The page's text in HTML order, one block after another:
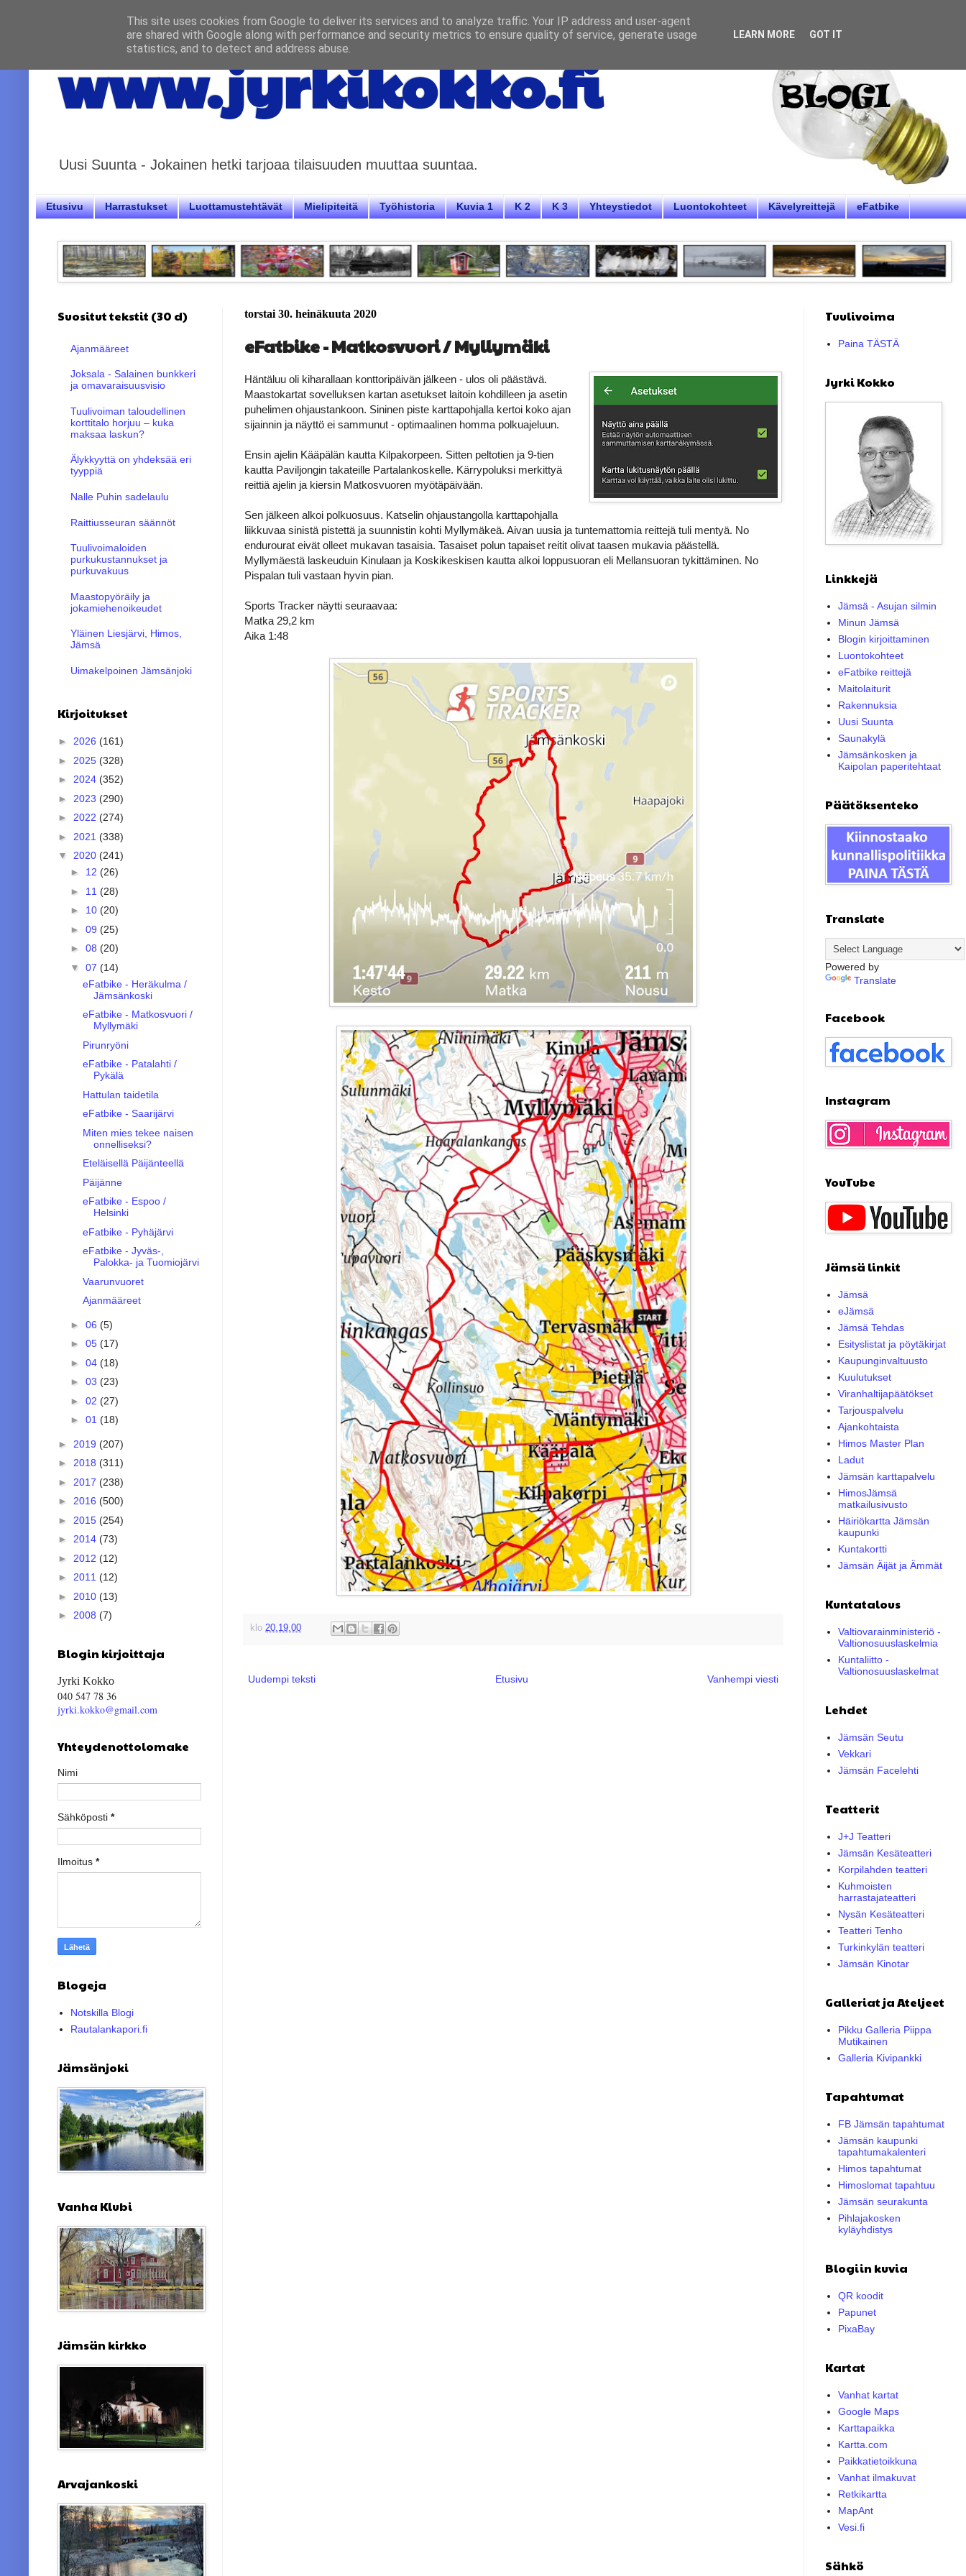
www.jyrkikokko.fi
Uusi Suunta - Jokainen hetki tarjoaa tilaisuuden muuttaa suuntaa.
Etusivu Harrastukset Luottamustehtävät Mielipiteitä Työhistoria Kuvia 1 K 2 K 3 Yhteystiedot Luontokohteet Kävelyreittejä eFatbike
torstai 30. heinäkuuta 2020
eFatbike - Matkosvuori / Myllymäki
Häntäluu oli kiharallaan konttoripäivän jälkeen - ulos oli päästävä.
Maastokartat sovelluksen kartan asetukset laitoin kohdilleen ja asetin
puhelimen ohjaustankoon. Sininen piste karttapohjalla kertoi koko ajan
sijainnin ja näyttö ei sammunut - optimaalinen homma polkuajeluun.
Ensin ajelin Kääpälän kautta Kilpakorpeen. Sitten peltotien ja 9-tien
kautta Paviljongin takateille Partalankoskelle. Kärrypoluksi merkittyä
reittiä ajelin ja kiersin Matkosvuoren myötäpäivään.
Sen jälkeen alkoi polkuosuus. Katselin ohjaustangolla karttapohjalla
liikkuvaa sinistä pistettä ja suunnistin kohti Myllymäkeä. Aivan uusia ja tuntemattomia reittejä tuli mentyä. No
endurourat eivät olleet mukavan tasaisia. Tasaiset polun tapaiset reitit olivat taasen mukavia päästellä.
Myllymäestä laskeuduin Kinulaan ja Koskikeskisen kautta alkoi loppusuoran eli Mellansuoran tykittäminen. No
Pispalan tuli vastaan hyvin pian.
Sports Tracker näytti seuraavaa:
Matka 29,2 km
Aika 1:48
klo 20.19.00
Uudempi teksti Vanhempi viesti
Etusivu
Suositut tekstit (30 d)
Ajanmääreet
Joksala - Salainen bunkkeri
ja omavaraisuusvisio
Tuulivoiman taloudellinen
korttitalo horjuu – kuka
maksaa laskun?
Älykkyyttä on yhdeksää eri
tyyppiä
Nalle Puhin sadelaulu
Raittiusseuran säännöt
Tuulivoimaloiden
purkukustannukset ja
purkuvakuus
Maastopyöräily ja
jokamiehenoikeudet
Yläinen Liesjärvi, Himos,
Jämsä
Uimakelpoinen Jämsänjoki
Kirjoitukset
► 2026 (161)
► 2025 (328)
► 2024 (352)
► 2023 (290)
► 2022 (274)
► 2021 (338)
▼ 2020 (241)
► 12 (26)
► 11 (28)
► 10 (20)
► 09 (25)
► 08 (20)
▼ 07 (14)
eFatbike - Heräkulma /
Jämsänkoski
eFatbike - Matkosvuori /
Myllymäki
Pirunryöni
eFatbike - Patalahti /
Pykälä
Hattulan taidetila
eFatbike - Saarijärvi
Miten mies tekee naisen
onnelliseksi?
Eteläisellä Päijänteellä
Päijänne
eFatbike - Espoo /
Helsinki
eFatbike - Pyhäjärvi
eFatbike - Jyväs-,
Palokka- ja Tuomiojärvi
Vaarunvuoret
Ajanmääreet
► 06 (5)
► 05 (17)
► 04 (18)
► 03 (23)
► 02 (27)
► 01 (18)
► 2019 (207)
► 2018 (311)
► 2017 (238)
► 2016 (500)
► 2015 (254)
► 2014 (73)
► 2012 (12)
► 2011 (12)
► 2010 (13)
► 2008 (7)
Blogin kirjoittaja
Jyrki Kokko
040 547 78 36
jyrki.kokko@gmail.com
Yhteydenottolomake
Nimi
Sähköposti *
Ilmoitus *
Blogeja
Notskilla Blogi
Rautalankapori.fi
Jämsänjoki
Vanha Klubi
Jämsän kirkko
Arvajankoski
Tuulivoima
Paina TÄSTÄ
Jyrki Kokko
Linkkejä
Jämsä - Asujan silmin
Minun Jämsä
Blogin kirjoittaminen
Luontokohteet
eFatbike reittejä
Maitolaiturit
Rakennuksia
Uusi Suunta
Saunakylä
Jämsänkosken ja
Kaipolan paperitehtaat
Päätöksenteko
Translate
Powered by
Translate
Facebook
Instagram
YouTube
Jämsä linkit
Jämsä
eJämsä
Jämsä Tehdas
Esityslistat ja pöytäkirjat
Kaupunginvaltuusto
Kuulutukset
Viranhaltijapäätökset
Tarjouspalvelu
Ajankohtaista
Himos Master Plan
Ladut
Jämsän karttapalvelu
HimosJämsä
matkailusivusto
Häiriökartta Jämsän
kaupunki
Kuntakortti
Jämsän Äijät ja Ämmät
Kuntatalous
Valtiovarainministeriö -
Valtionosuuslaskelmia
Kuntaliitto -
Valtionosuuslaskelmat
Lehdet
Jämsän Seutu
Vekkari
Jämsän Facelehti
Teatterit
J+J Teatteri
Jämsän Kesäteatteri
Korpilahden teatteri
Kuhmoisten
harrastajateatteri
Nysän Kesäteatteri
Teatteri Tenho
Turkinkylän teatteri
Jämsän Kinotar
Galleriat ja Ateljeet
Pikku Galleria Piippa
Mutikainen
Galleria Kivipankki
Tapahtumat
FB Jämsän tapahtumat
Jämsän kaupunki
tapahtumakalenteri
Himos tapahtumat
Himoslomat tapahtuu
Jämsän seurakunta
Pihlajakosken
kyläyhdistys
Blogiin kuvia
QR koodit
Papunet
PixaBay
Kartat
Vanhat kartat
Google Maps
Karttapaikka
Kartta.com
Paikkatietoikkuna
Vanhat ilmakuvat
Retkikartta
MapAnt
Vesi.fi
Sähkö
This site uses cookies from Google to deliver its services and to analyze traffic. Your IP address and user-agent
are shared with Google along with performance and security metrics to ensure quality of service, generate usage
statistics, and to detect and address abuse.
LEARN MORE GOT IT